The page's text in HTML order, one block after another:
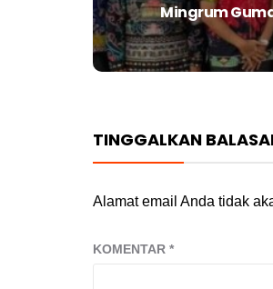
Next
post:
Mingrum
TINGGALKAN
Alamat email Anda tidak
KOMENTAR *